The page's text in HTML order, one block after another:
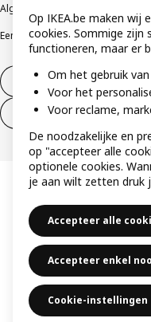
Algemene contractvoorwaarden
Een etische bezorgdheid uiten
Herroeping van contract
Herroeping van contract
Op IKEA.be maken wij
cookies. Sommige
functioneren, maar er
Om het gebruik
Voor het
Voor reclame,
De noodzakelijke en
op "accepteer alle
optionele cookies.
je aan wilt zetten druk
Accepteer alle
Accepteer enkel
Cookie-instellingen